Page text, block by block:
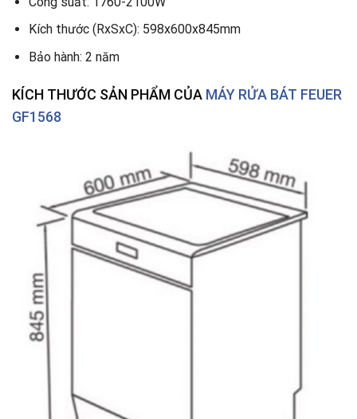
Kích thước (RxSxC): 598x600x845mm
Bảo hành: 2 năm
KÍCH THƯỚC SẢN PHẨM CỦA MÁY RỬA BÁT FEUER
GF1568